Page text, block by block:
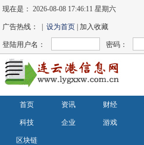
现在是：2026-08-08 17:46:11 星期六
广告热线： |设为首页 | 加入收藏
登陆用户名： 密码：
首页 资讯 财经
科技 企业 游戏
区块链